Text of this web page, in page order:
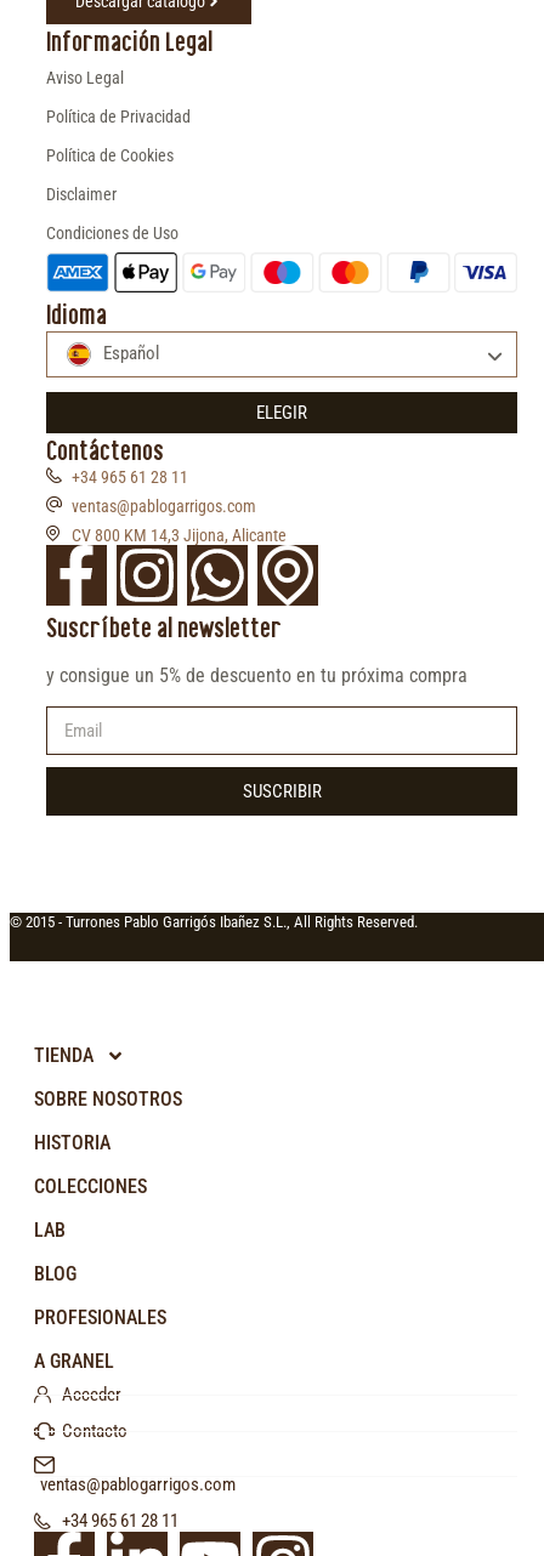
Información Legal
Aviso Legal
Política de Privacidad
Política de Cookies
Disclaimer
Condiciones de Uso
Idioma
Español
ELEGIR
Contáctenos
+34 965 61 28 11
ventas@pablogarrigos.com
CV 800 KM 14,3 Jijona, Alicante
Suscríbete al newsletter
y consigue un 5% de descuento en tu próxima compra
SUSCRIBIR
© 2015 - Turrones Pablo Garrigós Ibañez S.L., All Rights Reserved.
TIENDA
SOBRE NOSOTROS
HISTORIA
COLECCIONES
LAB
BLOG
PROFESIONALES
A GRANEL
Acceder
Contacto
ventas@pablogarrigos.com
+34 965 61 28 11